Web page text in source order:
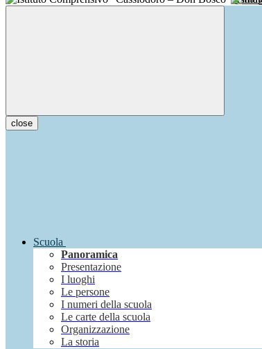
close
Scuola
Panoramica
Presentazione
I luoghi
Le persone
I numeri della scuola
Le carte della scuola
Organizzazione
La storia